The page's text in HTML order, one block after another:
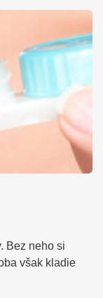
Bez neho si
však kladie